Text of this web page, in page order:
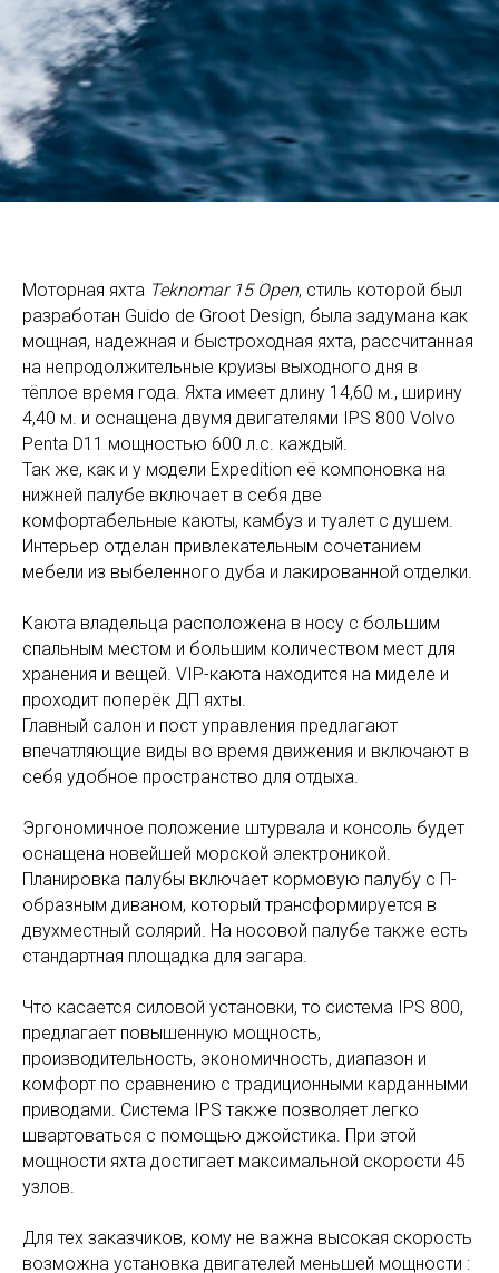
Моторная яхта Teknomar 15 Open, стиль которой был
разработан Guido de Groot Design, была задумана как
мощная, надежная и быстроходная яхта, рассчитанная
на непродолжительные круизы выходного дня в
тёплое время года. Яхта имеет длину 14,60 м., ширину
4,40 м. и оснащена двумя двигателями IPS 800 Volvo
Penta D11 мощностью 600 л.с. каждый.
Так же, как и у модели Expedition её компоновка на
нижней палубе включает в себя две
комфортабельные каюты, камбуз и туалет с душем.
Интерьер отделан привлекательным сочетанием
мебели из выбеленного дуба и лакированной отделки.
Каюта владельца расположена в носу с большим
спальным местом и большим количеством мест для
хранения и вещей. VIP-каюта находится на миделе и
проходит поперёк ДП яхты.
Главный салон и пост управления предлагают
впечатляющие виды во время движения и включают в
себя удобное пространство для отдыха.
Эргономичное положение штурвала и консоль будет
оснащена новейшей морской электроникой.
Планировка палубы включает кормовую палубу с П-
образным диваном, который трансформируется в
двухместный солярий. На носовой палубе также есть
стандартная площадка для загара.
Что касается силовой установки, то система IPS 800,
предлагает повышенную мощность,
производительность, экономичность, диапазон и
комфорт по сравнению с традиционными карданными
приводами. Система IPS также позволяет легко
швартоваться с помощью джойстика. При этой
мощности яхта достигает максимальной скорости 45
узлов.
Для тех заказчиков, кому не важна высокая скорость
возможна установка двигателей меньшей мощности :